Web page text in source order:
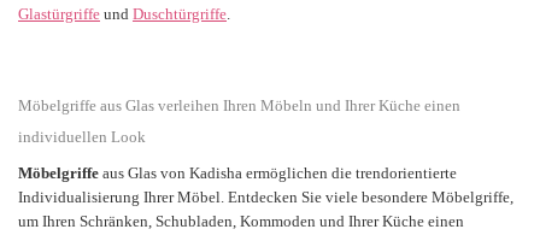
Glastürgriffe und Duschtürgriffe.
Möbelgriffe aus Glas verleihen Ihren Möbeln und Ihrer Küche einen
individuellen Look
Möbelgriffe aus Glas von Kadisha ermöglichen die trendorientierte
Individualisierung Ihrer Möbel. Entdecken Sie viele besondere Möbelgriffe,
um Ihren Schränken, Schubladen, Kommoden und Ihrer Küche einen